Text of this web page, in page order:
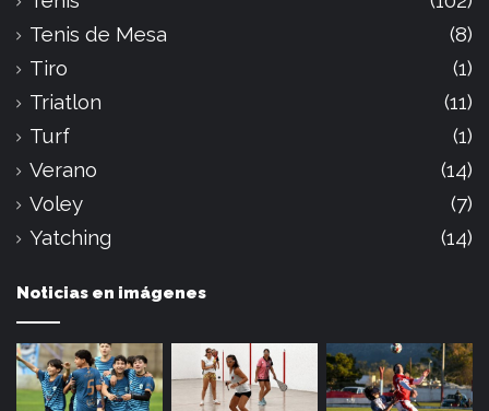
Tenis de Mesa
(8)
Tiro
(1)
Triatlon
(11)
Turf
(1)
Verano
(14)
Voley
(7)
Yatching
(14)
Noticias en imágenes